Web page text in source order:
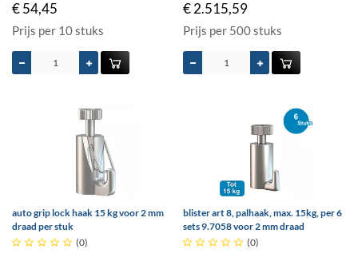
€ 54,45
Prijs per 10 stuks
€ 2.515,59
Prijs per 500 stuks
auto grip lock haak 15 kg voor 2 mm
draad per stuk
     (0)
blister art 8, palhaak, max. 15kg, per 6
sets 9.7058 voor 2 mm draad
     (0)